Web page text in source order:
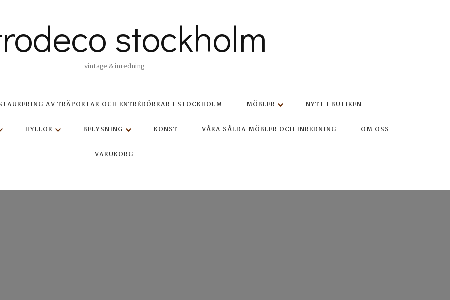
stockholm
vintage & inredning
AV TRÄPORTAR OCH ENTRÉDÖRRAR I STOCKHOLM MÖBLER NYTT I BUTIKEN
HYLLOR BELYSNING KONST VÅRA SÅLDA MÖBLER OCH INREDNING OM OSS
VARUKORG